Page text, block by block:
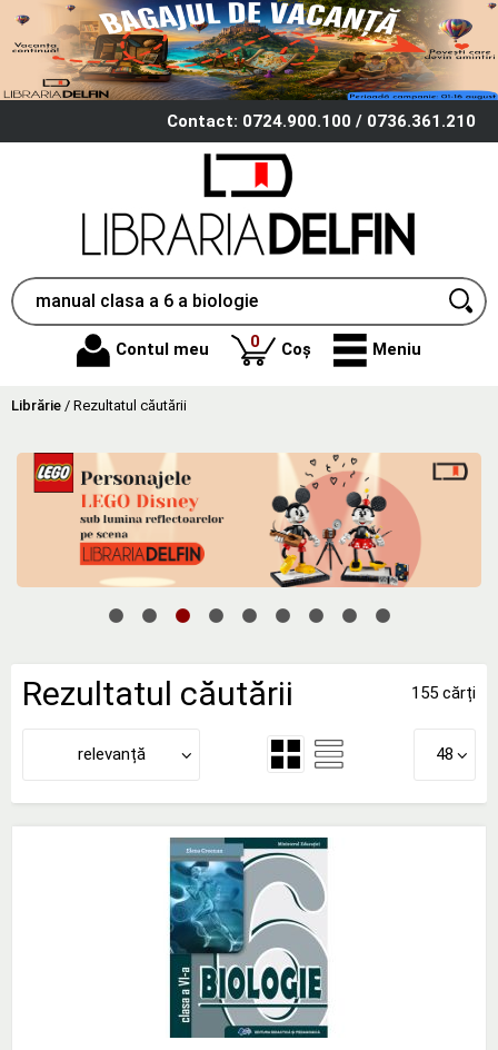
Contact: 0724.900.100 / 0736.361.210
Contul meu 0produse
Coș Meniu
Librărie / Rezultatul căutării
Rezultatul căutării 155 cărți
relevanță 48